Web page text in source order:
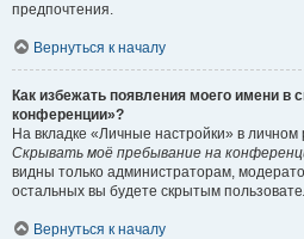
предпочтения.
Вернуться к началу
Как избежать появления моего имени в
конференции»?
На вкладке «Личные настройки» в
Скрывать моё пребывание на
видны только администраторам,
остальных вы будете скрытым
Вернуться к началу